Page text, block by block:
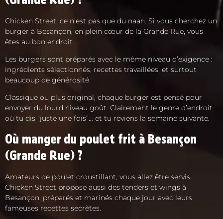
Chicken Street, ce n’est pas que du naan. Si vous cherchez un
burger à Besançon, en plein cœur de la Grande Rue, vous
êtes au bon endroit.
Les burgers sont préparés avec le même niveau d’exigence :
ingrédients sélectionnés, recettes travaillées, et surtout
beaucoup de générosité.
Classique ou plus original, chaque burger est pensé pour
envoyer du lourd niveau goût. Clairement le genre d’endroit
où tu dis “juste une fois”… et tu reviens la semaine suivante.
Où manger du poulet frit à Besançon
(Grande Rue) ?
Amateurs de poulet croustillant, vous allez être servis.
Chicken Street propose aussi des tenders et wings à
Besançon, préparés et marinés chaque jour avec leurs
fameuses recettes secrètes.